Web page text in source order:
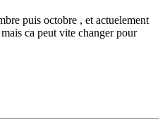
puis octobre , et actuelement
ca peut vite changer pour